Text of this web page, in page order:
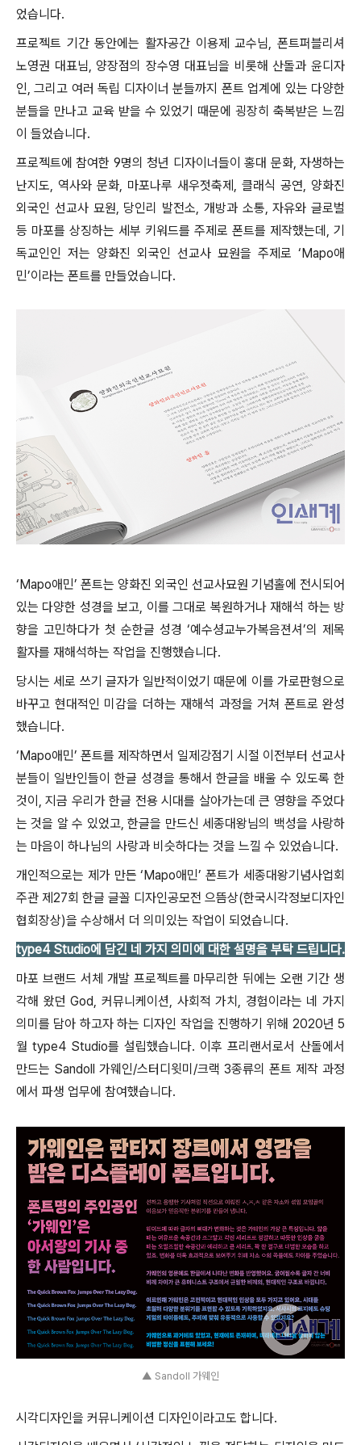
었습니다.
프로젝트 기간 동안에는 활자공간 이용제 교수님, 폰트퍼블리셔
노영권 대표님, 양장점의 장수영 대표님을 비롯해 산돌과 윤디자
인, 그리고 여러 독립 디자이너 분들까지 폰트 업계에 있는 다양한
분들을 만나고 교육 받을 수 있었기 때문에 굉장히 축복받은 느낌
이 들었습니다.
프로젝트에 참여한 9명의 청년 디자이너들이 홍대 문화, 자생하는
난지도, 역사와 문화, 마포나루 새우젓축제, 클래식 공연, 양화진
외국인 선교사 묘원, 당인리 발전소, 개방과 소통, 자유와 글로벌
등 마포를 상징하는 세부 키워드를 주제로 폰트를 제작했는데, 기
독교인인 저는 양화진 외국인 선교사 묘원을 주제로 ‘Mapo애
민’이라는 폰트를 만들었습니다.
‘Mapo애민’ 폰트는 양화진 외국인 선교사묘원 기념홀에 전시되어
있는 다양한 성경을 보고, 이를 그대로 복원하거나 재해석 하는 방
향을 고민하다가 첫 순한글 성경 ‘예수셩교누가복음젼셔’의 제목
활자를 재해석하는 작업을 진행했습니다.
당시는 세로 쓰기 글자가 일반적이었기 때문에 이를 가로판형으로
바꾸고 현대적인 미감을 더하는 재해석 과정을 거쳐 폰트로 완성
했습니다.
‘Mapo애민’ 폰트를 제작하면서 일제강점기 시절 이전부터 선교사
분들이 일반인들이 한글 성경을 통해서 한글을 배울 수 있도록 한
것이, 지금 우리가 한글 전용 시대를 살아가는데 큰 영향을 주었다
는 것을 알 수 있었고, 한글을 만드신 세종대왕님의 백성을 사랑하
는 마음이 하나님의 사랑과 비슷하다는 것을 느낄 수 있었습니다.
개인적으로는 제가 만든 ‘Mapo애민’ 폰트가 세종대왕기념사업회
주관 제27회 한글 글꼴 디자인공모전 으뜸상(한국시각정보디자인
협회장상)을 수상해서 더 의미있는 작업이 되었습니다.
type4 Studio에 담긴 네 가지 의미에 대한 설명을 부탁 드립니다.
마포 브랜드 서체 개발 프로젝트를 마무리한 뒤에는 오랜 기간 생
각해 왔던 God, 커뮤니케이션, 사회적 가치, 경험이라는 네 가지
의미를 담아 하고자 하는 디자인 작업을 진행하기 위해 2020년 5
월 type4 Studio를 설립했습니다. 이후 프리랜서로서 산돌에서
만드는 Sandoll 가웨인/스터디윗미/크랙 3종류의 폰트 제작 과정
에서 파생 업무에 참여했습니다.
▲ Sandoll 가웨인
시각디자인을 커뮤니케이션 디자인이라고도 합니다.